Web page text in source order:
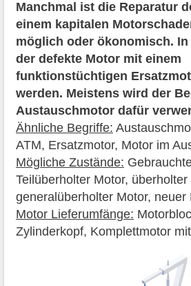
Manchmal ist die Reparatur
einem kapitalen
möglich oder ökonomisch.
der defekte Motor mit einem
funktionstüchtigen
werden. Meistens wird der
Austauschmotor dafür
Ähnliche Begriffe:
ATM, Ersatzmotor, Motor im
Mögliche Zustände:
Teilüberholter Motor, überholter
generalüberholter Motor, neuer
Motor Lieferumfänge:
Zylinderkopf, Komplettmotor